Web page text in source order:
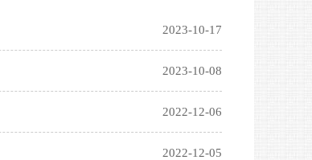
2023-10-17
2023-10-08
2022-12-06
2022-12-05